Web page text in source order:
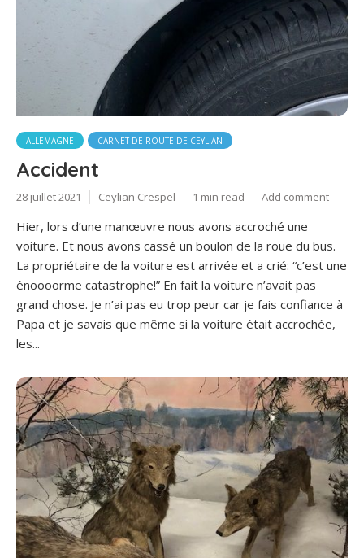
ALLEMAGNE CARNET DE ROUTE DE CEYLIAN
Accident
28 juillet 2021 Ceylian Crespel 1 min read Add comment
Hier, lors d’une manœuvre nous avons accroché une
voiture. Et nous avons cassé un boulon de la roue du bus.
La propriétaire de la voiture est arrivée et a crié: “c’est une
énoooorme catastrophe!” En fait la voiture n’avait pas
grand chose. Je n’ai pas eu trop peur car je fais confiance à
Papa et je savais que même si la voiture était accrochée,
les...